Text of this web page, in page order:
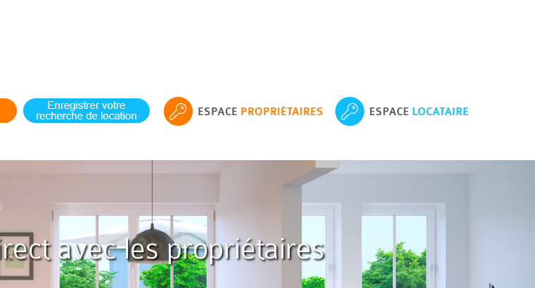
ESPACE PROPRIÉTAIRES ESPACE LOCATAIRE
avec les propriétaires